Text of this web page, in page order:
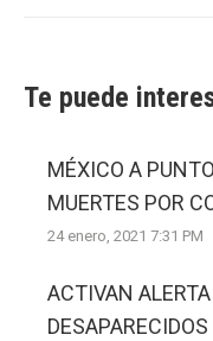
Te puede
MÉXICO A
MUERTES POR
24 enero, 2021 7:31 PM
ACTIVAN